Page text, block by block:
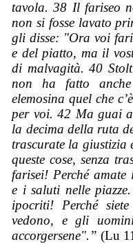
tavola. 38 Il fariseo
non si fosse lavato
gli disse: "Ora voi
e del piatto, ma il
di malvagità. 40
non ha fatto
elemosina quel che
per voi. 42 Ma guai
la decima della ruta
trascurate la giustizia
queste cose, senza
farisei! Perché
e i saluti nelle
ipocriti! Perché
vedono, e gli
accorgersene".” (Lu